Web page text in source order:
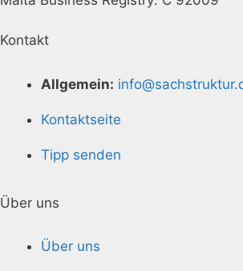
Kontakt
Allgemein:
Kontaktseite
Tipp senden
Über uns
Über uns